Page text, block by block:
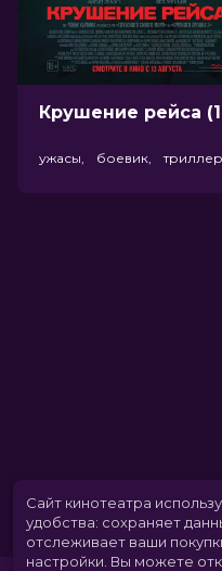
ужасы, боевик, триллер
Сайт кинотеатра
удобства: сохраняет
отслеживает ваши
настройки. Вы можете